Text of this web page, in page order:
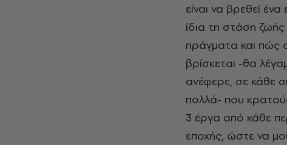
είναι να βρεθεί
ίδια τη στάση
πράγματα και πώς
βρίσκεται -θα
ανέφερε, σε κάθε
πολλά- που
3 έργα από κάθε
εποχής, ώστε να